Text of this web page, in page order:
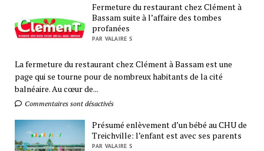
Fermeture du restaurant chez Clément à
Bassam suite à l’affaire des tombes
profanées
PAR VALAIRE S
La fermeture du restaurant chez Clément à Bassam est une
page qui se tourne pour de nombreux habitants de la cité
balnéaire. Au cœur de...
Commentaires sont désactivés
Présumé enlèvement d’un bébé au CHU de
Treichville: l’enfant est avec ses parents
PAR VALAIRE S